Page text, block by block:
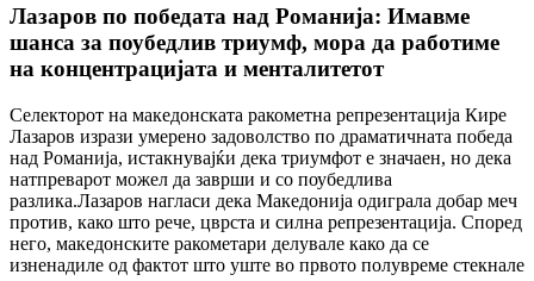
Лазаров по победата над Романија: Имавме
шанса за поубедлив триумф, мора да работиме
на концентрацијата и менталитетот
Селекторот на македонската ракометна репрезентација Кире
Лазаров изрази умерено задоволство по драматичната победа
над Романија, истакнувајќи дека триумфот е значаен, но дека
натпреварот можел да заврши и со поубедлива
разлика.Лазаров нагласи дека Македонија одиграла добар меч
против, како што рече, цврста и силна репрезентација. Според
него, македонските ракометари делувале како да се
изненадиле од фактот што уште во првото полувреме стекнале